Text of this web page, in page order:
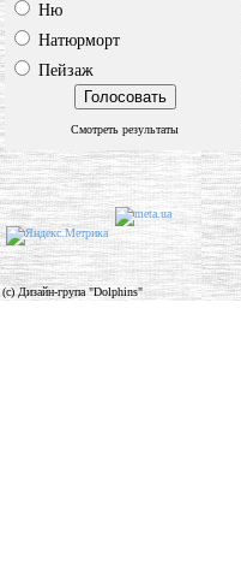
Ню
Натюрморт
Пейзаж
Смотреть результаты
(c) Дизайн-група "Dolphins"